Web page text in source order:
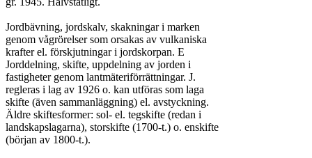
Jordbävning, jordskalv, skakningar i marken
genom vågrörelser som orsakas av vulkaniska
krafter el. förskjutningar i jordskorpan. E
Jorddelning, skifte, uppdelning av jorden i
fastigheter genom lantmäteriförrättningar. J.
regleras i lag av 1926 o. kan utföras som laga
skifte (även sammanläggning) el. avstyckning.
Äldre skiftesformer: sol- el. tegskifte (redan i
landskapslagarna), storskifte (1700-t.) o. enskifte
(början av 1800-t.).